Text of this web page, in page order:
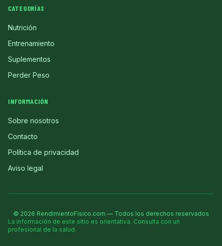
CATEGORÍAS
Nutrición
Entrenamiento
Suplementos
Perder Peso
INFORMACIÓN
Sobre nosotros
Contacto
Política de privacidad
Aviso legal
© 2026 RendimientoFísico.com — Todos los derechos reservados
La información de este sitio es orientativa. Consulta con un
profesional de la salud.